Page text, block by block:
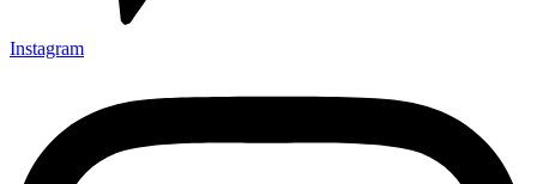
Instagram